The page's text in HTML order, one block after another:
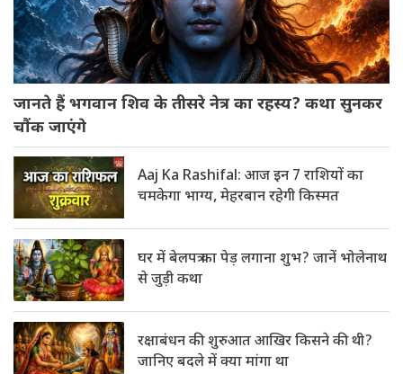
जानते हैं भगवान शिव के तीसरे नेत्र का रहस्य? कथा सुनकर
चौंक जाएंगे
Aaj Ka Rashifal: आज इन 7 राशियों का
चमकेगा भाग्य, मेहरबान रहेगी किस्मत
घर में बेलपत्र का पेड़ लगाना शुभ? जानें भोलेनाथ
से जुड़ी कथा
रक्षाबंधन की शुरुआत आखिर किसने की थी?
जानिए बदले में क्या मांगा था